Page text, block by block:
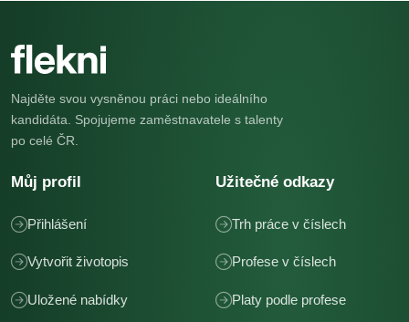
Najděte svou vysněnou práci nebo ideálního
kandidáta. Spojujeme zaměstnavatele s talenty
po celé ČR.
Můj profil
Přihlášení
Vytvořit životopis
Uložené nabídky
Užitečné odkazy
Trh práce v číslech
Profese v číslech
Platy podle profese